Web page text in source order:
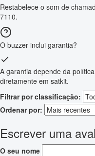
Restabelece o som de
7110.
O buzzer inclui garantia?
A garantia depende da
diretamente em satkit.
Filtrar por classificação:
Ordenar por:
Escrever uma
O seu nome